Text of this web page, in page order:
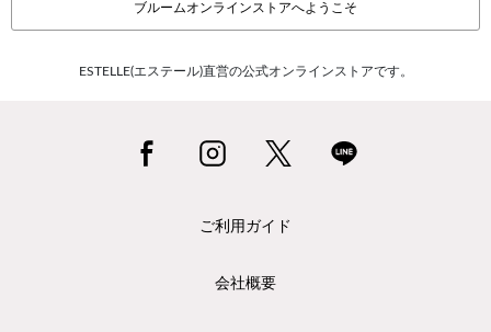
ブルームオンラインストアへようこそ
ESTELLE(エステール)直営の公式オンラインストアです。
ご利用ガイド
会社概要